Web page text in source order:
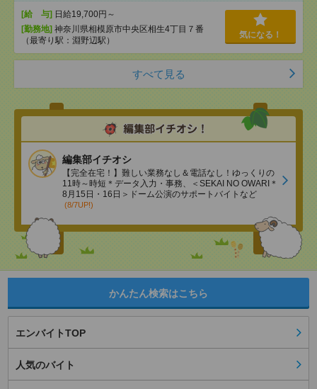
[給 与] 日給19,700円～
[勤務地] 神奈川県相模原市中央区相生4丁目７番
（最寄り駅：淵野辺駅）
気になる！
すべて見る
編集部イチオシ
【完全在宅！】難しい業務なし＆電話なし！ゆっくりの
11時～時短＊データ入力・事務、＜SEKAI NO OWARI＊
8月15日・16日＞ドーム公演のサポートバイトなど
(8/7UP!)
かんたん検索はこちら
エンバイトTOP
人気のバイト